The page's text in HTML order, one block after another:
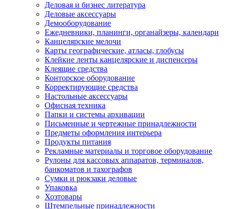
Деловая и бизнес литература
Деловые аксессуары
Демооборудование
Ежедневники, планинги, органайзеры, календари
Канцелярские мелочи
Карты географические, атласы, глобусы
Клейкие ленты канцелярские и диспенсеры
Клеящие средства
Конторское оборудование
Корректирующие средства
Настольные аксессуары
Офисная техника
Папки и системы архивации
Письменные и чертежные принадлежности
Предметы оформления интерьера
Продукты питания
Рекламные материалы и торговое оборудование
Рулоны для кассовых аппаратов, терминалов,
банкоматов и тахографов
Сумки и рюкзаки деловые
Упаковка
Хозтовары
Штемпельные принадлежности